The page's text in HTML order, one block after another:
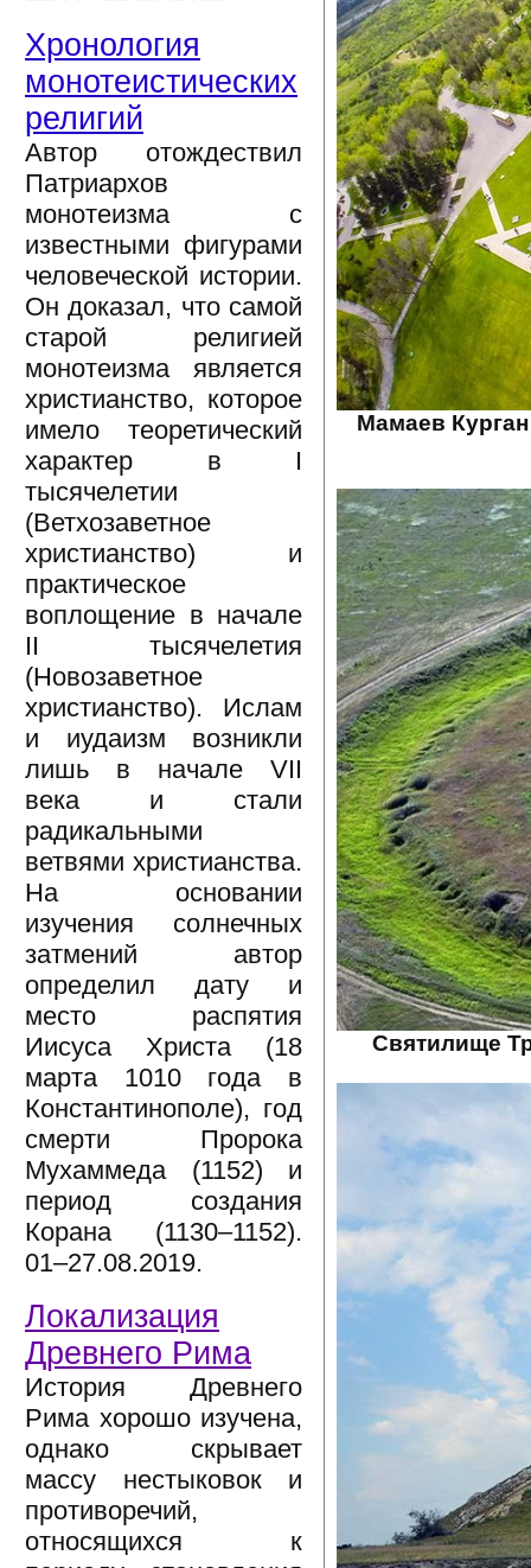
Хронология
монотеистических
религий
Автор отождествил
Патриархов
монотеизма с
известными фигурами
человеческой истории.
Он доказал, что самой
старой религией
монотеизма является
христианство, которое
имело теоретический
характер в I
тысячелетии
(Ветхозаветное
христианство) и
практическое
воплощение в начале
II тысячелетия
(Новозаветное
христианство). Ислам
и иудаизм возникли
лишь в начале VII
века и стали
радикальными
ветвями христианства.
На основании
изучения солнечных
затмений автор
определил дату и
место распятия
Иисуса Христа (18
марта 1010 года в
Константинополе), год
смерти Пророка
Мухаммеда (1152) и
период создания
Корана (1130–1152).
01–27.08.2019.
Локализация
Древнего Рима
История Древнего
Рима хорошо изучена,
однако скрывает
массу нестыковок и
противоречий,
относящихся к
Мамаев
Святилище